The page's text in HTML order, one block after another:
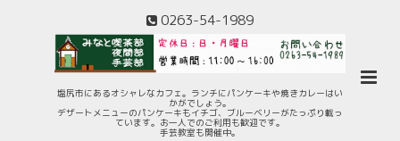
0263-54-1989
塩尻市にあるオシャレなカフェ。ランチにパンケーキや焼きカレーはい
かがでしょう。
デザートメニューのパンケーキもイチゴ、ブルーベリーがたっぷり載っ
ています。お一人でのご利用も歓迎です。
手芸教室も開催中。